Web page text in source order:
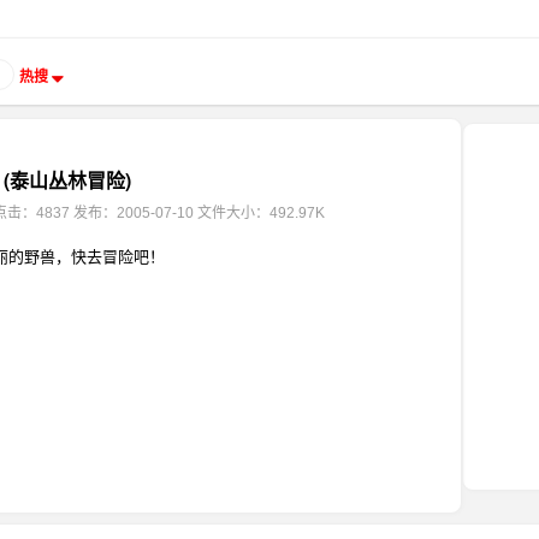
热搜
泰山丛林冒险)
击：4837 发布：2005-07-10 文件大小：492.97K
野兽，快去冒险吧！